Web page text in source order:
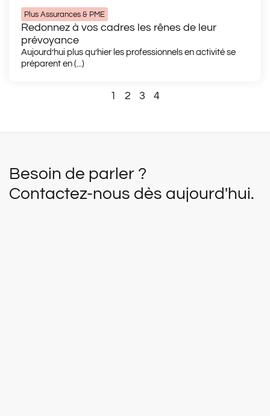
Plus Assurances & PME
Redonnez à vos cadres les rênes de leur
prévoyance
Aujourd’hui plus qu’hier les professionnels en activité se
préparent en (...)
1 2 3 4
Besoin de parler ?
Contactez-nous dès aujourd'hui.